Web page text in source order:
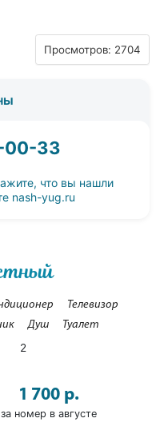
Просмотров: 2704
00-33
что вы нашли
nash-yug.ru
Телевизор
Душ Туалет
2
1 700 р.
за номер в августе